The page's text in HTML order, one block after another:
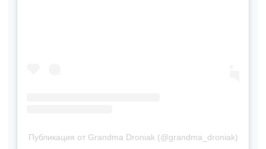
Публикация от Grandma Droniak (@grandma_droniak)